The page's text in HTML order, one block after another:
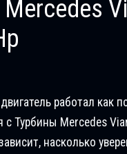
работал как
с Турбины Mercedes
насколько